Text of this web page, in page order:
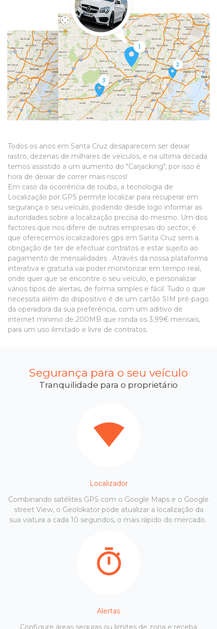
Todos os anos em Santa Cruz desaparecem ser deixar
rastro, dezenas de milhares de veículos, e na última década
temos assistido a um aumento do "Carjacking", por isso é
hora de deixar de correr mais riscos!
Em caso da ocorrência de roubo, a tecnologia de
Localização por GPS permite localizar para recuperar em
segurança o seu veículo, podendo desde logo informar as
autoridades sobre a localização precisa do mesmo. Um dos
factores que nos difere de outras empresas do sector, é
que oferecemos localizadores gps em Santa Cruz sem a
obrigação de ter de efectuar contratos e estar sujeito ao
pagamento de mensalidades . Através da nossa plataforma
interativa e gratuita vai poder monitorizar em tempo real,
onde quer que se encontre o seu veículo, e personalizar
vários tipos de alertas, de forma simples e fácil. Tudo o que
necessita além do dispositivo é de um cartão SIM pré-pago
da operadora da sua preferência, com um aditivo de
internet mínimo de 200MB que ronda os 3,99€ mensais,
para um uso ilimitado e livre de contratos.
Segurança para o seu veículo
Tranquilidade para o proprietário
Localizador
Combinando satélites GPS com o Google Maps e o Google
street View, o Geolokator pode atualizar a localização da
sua viatura a cada 10 segundos, o mais rápido do mercado.
Alertas
Configure áreas seguras ou limites de zona e receba